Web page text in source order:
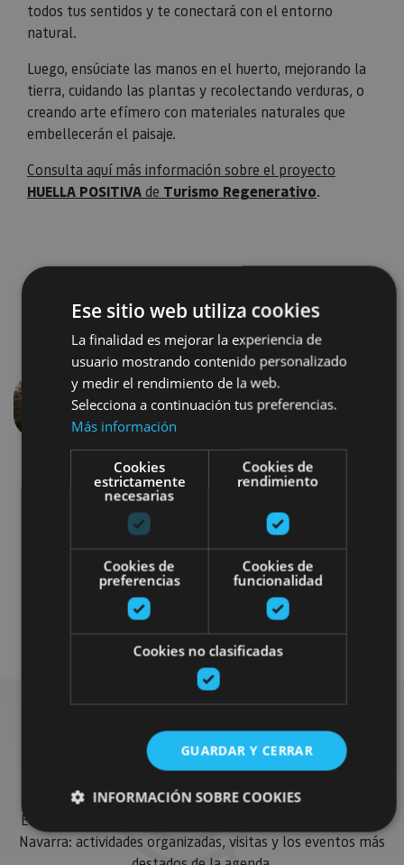
todos tus sentidos y te conectará con el entorno
natural.
Luego, ensúciate las manos en el huerto, mejorando la
tierra, cuidando las plantas y recolectando verduras, o
creando arte efímero con materiales naturales que
embellecerán el paisaje.
Consulta aquí más información sobre el proyecto
HUELLA POSITIVAde Turismo Regenerativo.
Anterior
Plan disponible para todo el público
Busca más planes
Encuentra planes y sugerencias para completar tu viaje en
Navarra: actividades organizadas, visitas y los eventos más
Ese sitio web utiliza cookies
La finalidad es mejorar la experiencia de
usuario mostrando contenido personalizado
y medir el rendimiento de la web.
Selecciona a continuación tus preferencias.
Más información
Cookies
estrictamente
necesarias
Cookies de
rendimiento
Cookies de
preferencias
Cookies de
funcionalidad
Cookies no clasificadas
GUARDAR Y CERRAR
INFORMACIÓN SOBRE COOKIES